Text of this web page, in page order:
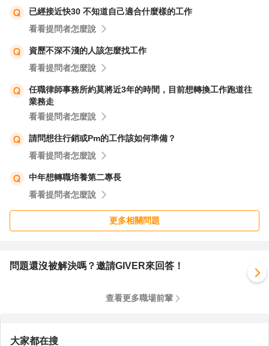
已經接近快30 不知道自己適合什麼樣的工作
看看提問者怎麼說
資歷不深不淺的人該怎麼找工作
看看提問者怎麼說
任職律師事務所約莫將近3年的時間，目前想轉換工作跑道往
業務走
看看提問者怎麼說
請問想往行銷或Pm的工作該如何準備？
看看提問者怎麼說
中年想轉職培養第二專長
看看提問者怎麼說
更多相關問題
問題還沒被解決嗎？邀請GIVER來回答！
查看更多職場前輩
大家都在搜